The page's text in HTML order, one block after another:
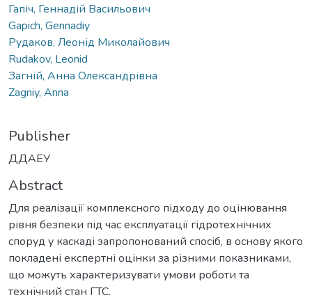
Гапіч, Геннадій Васильович
Gapich, Gennadiy
Рудаков, Леонід Миколайович
Rudakov, Leonid
Загній, Анна Олександрівна
Zagniy, Anna
Publisher
ДДАЕУ
Abstract
Для реалізації комплексного підходу до оцінювання
рівня безпеки під час експлуатації гідротехнічних
споруд у каскаді запропонований спосіб, в основу якого
покладені експертні оцінки за різними показниками,
що можуть характеризувати умови роботи та
технічний стан ГТС.